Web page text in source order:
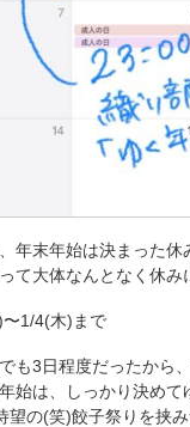
年末年始は決まった休
て大体なんとなく休み
1/4(木)まで
も3日程度だったから
始は、しっかり決めて
望の(笑)餃子祭りを挟